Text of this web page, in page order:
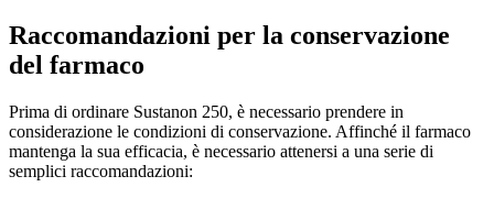
Raccomandazioni per la conservazione
del farmaco
Prima di ordinare Sustanon 250, è necessario prendere in
considerazione le condizioni di conservazione. Affinché il farmaco
mantenga la sua efficacia, è necessario attenersi a una serie di
semplici raccomandazioni: